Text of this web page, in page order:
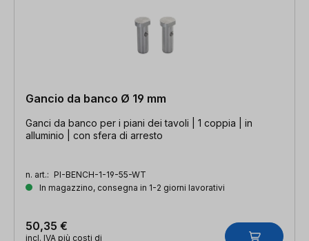
Gancio da banco Ø 19 mm
Ganci da banco per i piani dei tavoli | 1 coppia | in
alluminio | con sfera di arresto
n. art.: PI-BENCH-1-19-55-WT
In magazzino, consegna in 1-2 giorni lavorativi
50,35 €
incl. IVA più costi di